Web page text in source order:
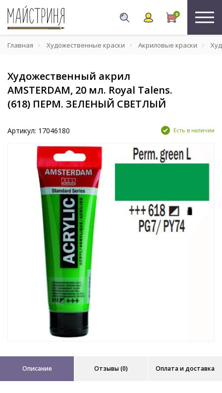
0
Главная Художественные краски Акриловые краски
Художественный акрил
AMSTERDAM, 20 мл. Royal Talens.
(618) ПЕРМ. ЗЕЛЕНЫЙ СВЕТЛЫЙ
Артикул: 17046180 Есть в наличии
Описание Отзывы (0) Оплата и доставка